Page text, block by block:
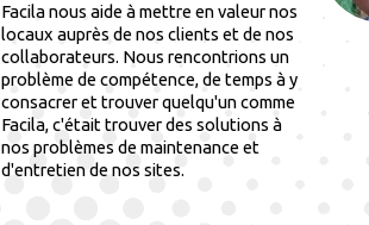
Facila nous aide à mettre en valeur nos
locaux auprès de nos clients et de nos
collaborateurs. Nous rencontrions un
problème de compétence, de temps à y
consacrer et trouver quelqu'un comme
Facila, c'était trouver des solutions à
nos problèmes de maintenance et
d'entretien de nos sites.